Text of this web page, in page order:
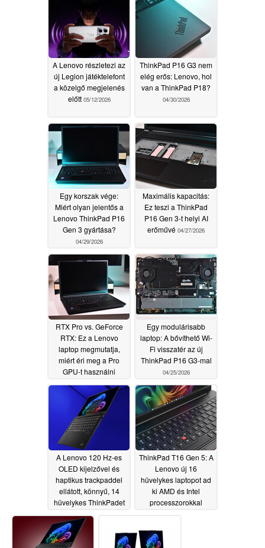
A Lenovo részletezi az
új Legion játéktelefont
a közelgő megjelenés
előtt 05/12/2026
ThinkPad P16 G3 nem
elég erős: Lenovo, hol
van a ThinkPad P18?
04/30/2026
Egy korszak vége:
Miért olyan jelentős a
Lenovo ThinkPad P16
Gen 3 gyártása?
04/29/2026
Maximális kapacitás:
Ez teszi a ThinkPad
P16 Gen 3-t helyi AI
erőművé 04/27/2026
RTX Pro vs. GeForce
RTX: Ez a Lenovo
laptop megmutatja,
miért éri meg a Pro
GPU-t használni
04/27/2026
Egy modulárisabb
laptop: A bővíthető Wi-
Fi visszatér az új
ThinkPad P16 G3-mal
04/25/2026
A Lenovo 120 Hz-es
OLED kijelzővel és
haptikus trackpaddel
ellátott, könnyű, 14
hüvelykes ThinkPadet
Egyesült Államokban
04/24/2026
ThinkPad T16 Gen 5: A
Lenovo új 16
hüvelykes laptopot ad
ki AMD és Intel
processzorokkal